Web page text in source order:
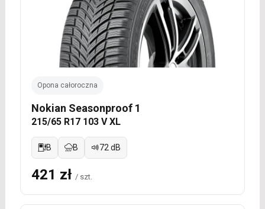
Opona całoroczna
Nokian Seasonproof 1
215/65 R17 103 V XL
B B 72 dB
421 zł / szt.